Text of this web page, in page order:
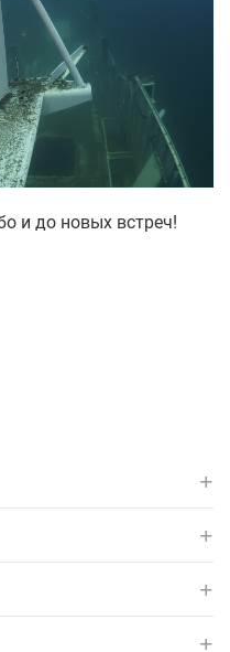
и до новых встреч!